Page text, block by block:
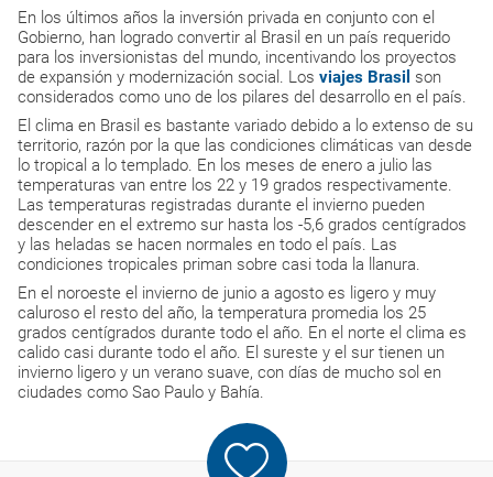
En los últimos años la inversión privada en conjunto con el
Gobierno, han logrado convertir al Brasil en un país requerido
para los inversionistas del mundo, incentivando los proyectos
de expansión y modernización social. Los viajes Brasil son
considerados como uno de los pilares del desarrollo en el país.
El clima en Brasil es bastante variado debido a lo extenso de su
territorio, razón por la que las condiciones climáticas van desde
lo tropical a lo templado. En los meses de enero a julio las
temperaturas van entre los 22 y 19 grados respectivamente.
Las temperaturas registradas durante el invierno pueden
descender en el extremo sur hasta los -5,6 grados centígrados
y las heladas se hacen normales en todo el país. Las
condiciones tropicales priman sobre casi toda la llanura.
En el noroeste el invierno de junio a agosto es ligero y muy
caluroso el resto del año, la temperatura promedia los 25
grados centígrados durante todo el año. En el norte el clima es
calido casi durante todo el año. El sureste y el sur tienen un
invierno ligero y un verano suave, con días de mucho sol en
ciudades como Sao Paulo y Bahía.